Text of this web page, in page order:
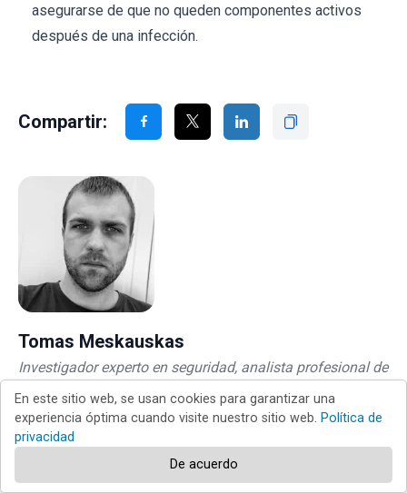
asegurarse de que no queden componentes activos
después de una infección.
Compartir:
Tomas Meskauskas
Investigador experto en seguridad, analista profesional de
Me apasiona todo lo relacionado con seguridad informática y
tecnología. Me avala una experiencia de más de 10 años
trabajando para varias empresas de reparación de problemas
técnicos y seguridad on-line. Como editor y autor de PCrisk, llevo
trabajando desde 2010. Sígueme en Twitter y LinkedIn para no
En este sitio web, se usan cookies para garantizar una
experiencia óptima cuando visite nuestro sitio web. Política de
privacidad
De acuerdo